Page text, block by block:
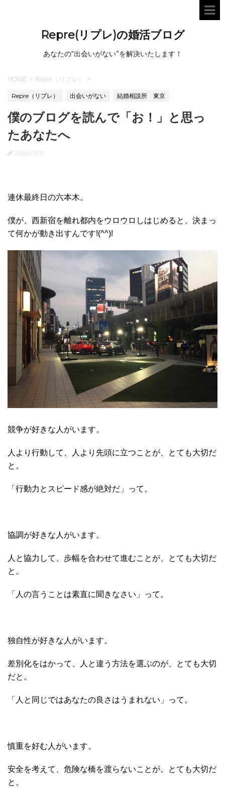
Repre(リプレ)の婚活ブログ
あなたの“出会いがない”を解決いたします！
HOME > Repre（リプレ） >
Repre（リプレ） 出会いがない 結婚相談所 東京
僕のブログを読んで「お！」と思っ
たあなたへ
2016/07/19
連休最終日の六本木。
僕が、西新宿を離れ都内をウロウロしはじめると、決まっ
て何かが動き出すんです!(^^)!
競争が好きな人がいます。
人より行動して、人より先頭に立つことが、とても大切だ
と。
「行動力とスピード感が絶対だ」って。
協調が好きな人がいます。
人と協力して、歩幅を合わせて進むことが、とても大切だ
と。
「人の言うことは素直に聞きなさい」って。
独自性が好きな人がいます。
差別化をはかって、人と違う方法を選ぶのが、とても大切
だと。
「人と同じではあなたの良さはうまれない」って。
慎重を好む人がいます。
安全を考えて、危険な橋を渡らないことが。とても大切だ
と。